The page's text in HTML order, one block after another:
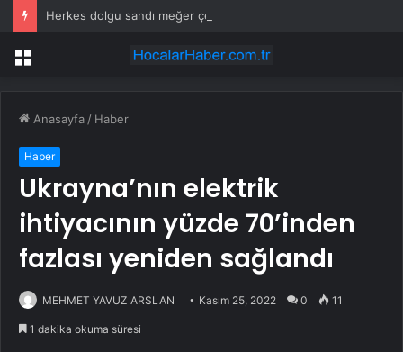
Herkes dolgu sandı meğer çenesini böcek ısırmış
Menü
Anasayfa / Haber
Haber
Ukrayna’nın elektrik
ihtiyacının yüzde 70’inden
fazlası yeniden sağlandı
MEHMET YAVUZ ARSLAN Kasım 25, 2022 0 11
1 dakika okuma süresi